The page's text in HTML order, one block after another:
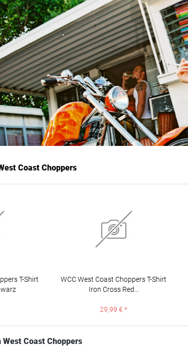
Coast Choppers
T-Shirt
WCC West Coast Choppers T-Shirt
Iron Cross Red...
29,99 € *
Coast Choppers